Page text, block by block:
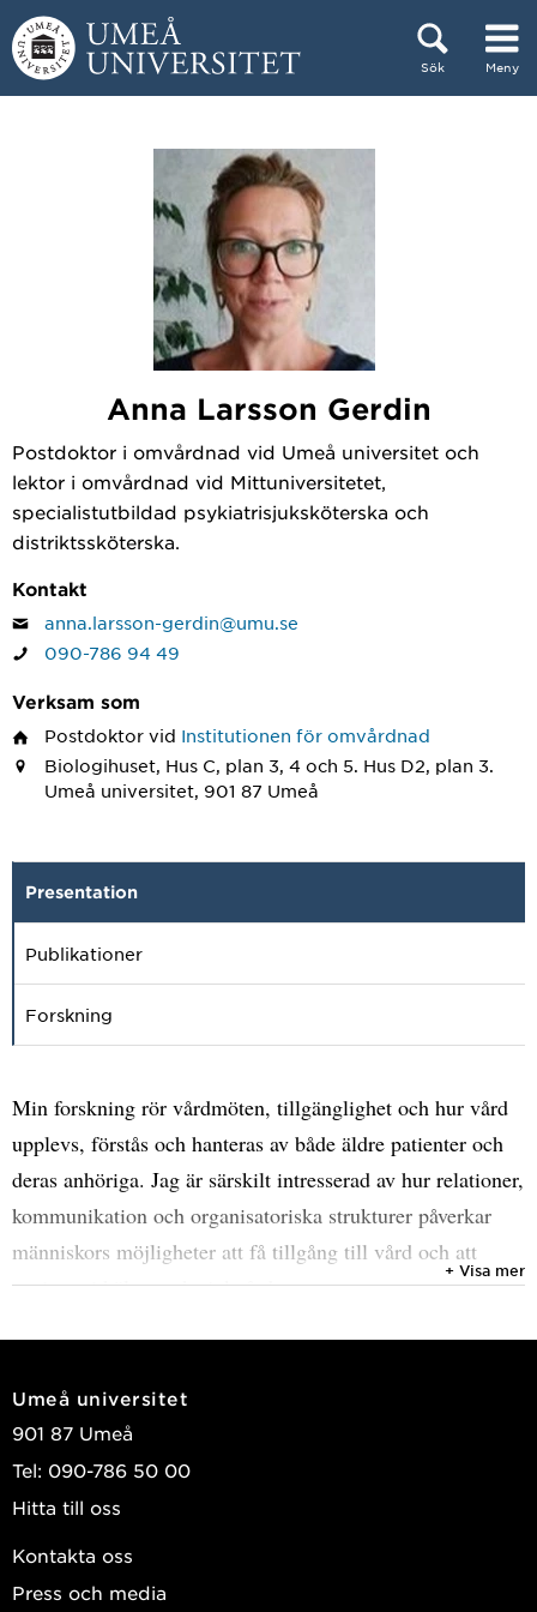
Hoppa direkt till innehållet
Sök Meny
Anna Larsson Gerdin
Postdoktor i omvårdnad vid Umeå universitet och
lektor i omvårdnad vid Mittuniversitetet,
specialistutbildad psykiatrisjuksköterska och
distriktssköterska.
Kontakt
anna.larsson-gerdin@umu.se
090-786 94 49
Verksam som
Postdoktor vid Institutionen för omvårdnad
Biologihuset, Hus C, plan 3, 4 och 5. Hus D2, plan 3.
Umeå universitet, 901 87 Umeå
Presentation
Publikationer
Forskning
Min forskning rör vårdmöten, tillgänglighet och hur vård
upplevs, förstås och hanteras av både äldre patienter och
deras anhöriga. Jag är särskilt intresserad av hur relationer,
kommunikation och organisatoriska strukturer påverkar
människors möjligheter att få tillgång till vård och att
navigera i hälso‑ och sjukvårdssystemet.
Mitt avhandlingsarbete fokuserade på vårdmötet i
från sjuksköterskor och äldre personer:
perspectives from older persons and home care nurse
Jag är postdoktor vid Umeå universitet inom
forskningsprojektet
att tillsammans med äldre personer med multisjuklighet
+ Visa mer
Umeå universitet
901 87 Umeå
Tel: 090-786 50 00
Hitta till oss
Kontakta oss
Press och media